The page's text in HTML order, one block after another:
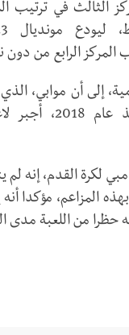
الرابع من دون
إلى أن موابي،
منتخب زامبيا
لكرة القدم، إنه
بهذه المزاعم، مؤكدا
حظرا من اللعبة مدى